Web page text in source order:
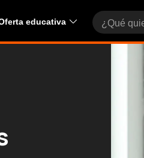
educativa